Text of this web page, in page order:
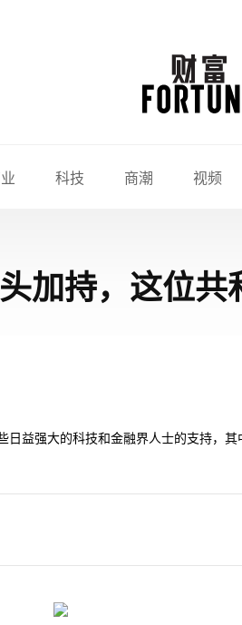
科技 商潮 视频
加持，这位共
日益强大的科技和金融界人士的支持，